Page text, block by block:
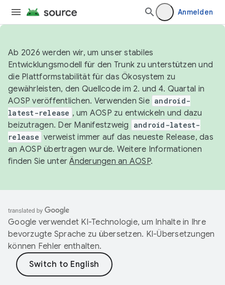
Anmelden
Ab 2026 werden wir, um unser stabiles
Entwicklungsmodell für den Trunk zu unterstützen und
die Plattformstabilität für das Ökosystem zu
gewährleisten, den Quellcode im 2. und 4. Quartal in
AOSP veröffentlichen. Verwenden Sie android-
latest-release , um AOSP zu entwickeln und dazu
beizutragen. Der Manifestzweig
android-latest-
release verweist immer auf das neueste Release, das
an AOSP übertragen wurde. Weitere Informationen
finden Sie unterÄnderungen an AOSP.
Google verwendet KI-Technologie, um Inhalte in Ihre
bevorzugte Sprache zu übersetzen. KI-Übersetzungen
können Fehler enthalten.